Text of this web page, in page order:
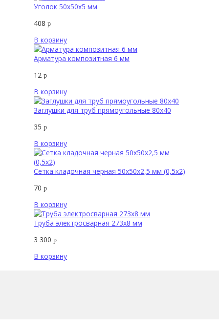
Уголок 50х50х5 мм
408 р
В корзину
Арматура композитная 6 мм
12 р
В корзину
Заглушки для труб прямоугольные 80х40
35 р
В корзину
Сетка кладочная черная 50х50х2,5 мм (0,5х2)
70 р
В корзину
Труба электросварная 273х8 мм
3 300 р
В корзину